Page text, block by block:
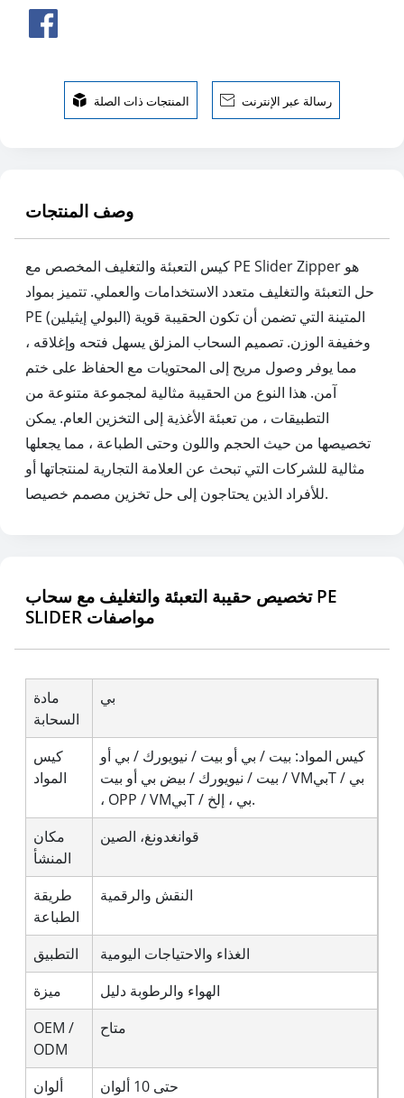
 المنتجات ذات الصلة  رسالة عبر الإنترنت
وصف المنتجات
كيس التعبئة والتغليف المخصص مع PE Slider Zipper هو
حل التعبئة والتغليف متعدد الاستخدامات والعملي. تتميز بمواد
PE (البولي إيثيلين) المتينة التي تضمن أن تكون الحقيبة قوية
وخفيفة الوزن. تصميم السحاب المزلق يسهل فتحه وإغلاقه ،
مما يوفر وصول مريح إلى المحتويات مع الحفاظ على ختم
آمن. هذا النوع من الحقيبة مثالية لمجموعة متنوعة من
التطبيقات ، من تعبئة الأغذية إلى التخزين العام. يمكن
تخصيصها من حيث الحجم واللون وحتى الطباعة ، مما يجعلها
مثالية للشركات التي تبحث عن العلامة التجارية لمنتجاتها أو
للأفراد الذين يحتاجون إلى حل تخزين مصمم خصيصا.
تخصيص حقيبة التعبئة والتغليف مع سحاب PE
SLIDER مواصفات
مادة
السحابة
بي
كيس
المواد
كيس المواد: بيت / بي أو بيت / نيويورك / بي أو
بيت / نيويورك / بيض بي أو بيت / VMبيT / بي
، OPP / VMبيT / بي ، إلخ.
مكان
المنشأ
قوانغدونغ، الصين
طريقة
الطباعة
النقش والرقمية
التطبيق
الغذاء والاحتياجات اليومية
ميزة
الهواء والرطوبة دليل
OEM /
ODM
متاح
ألوان حتى 10 ألوان